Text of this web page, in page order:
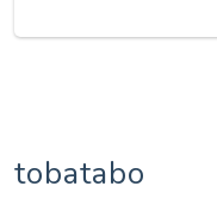
tobatabo